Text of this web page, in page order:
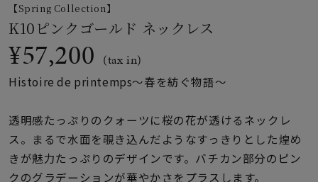
ファッションテイス
ト
着用シーン
コレクション
レディース
【Spring Collection】
K10ピンクゴールド ネックレス
¥57,200 (tax in)
Histoire de printemps〜春を紡ぐ物語〜
透明感たっぷりのクォーツに桜の花が透けるネックレ
ス。まるで水面を覗き込んだようなすっきりとした煌め
きが魅力たっぷりのデザインです。バチカン部分のピン
クのグラデーションが華やかさをプラスします。